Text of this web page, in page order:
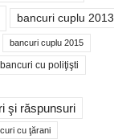
bancuri cuplu 2013
bancuri cuplu 2015
bancuri cu poliţişti
şi răspunsuri
cu ţărani